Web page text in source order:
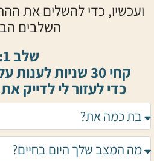
ועכשיו, כדי להשלים את
השלבים
שלב 1:
קחי 30 שניות לענות על השאלות האלה,
כדי לעזור לי לדייק